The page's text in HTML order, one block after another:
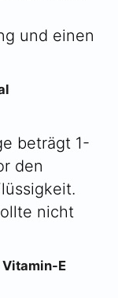
und einen
beträgt 1-
den
nicht
Vitamin-E